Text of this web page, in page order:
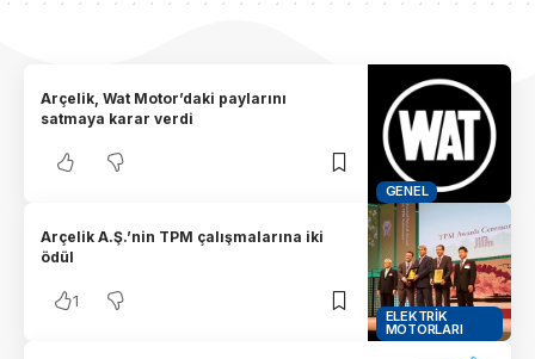
GENEL
Arçelik, Wat Motor’daki paylarını
satmaya karar verdi
ELEKTRIK
MOTORLARI
Arçelik A.Ş.’nin TPM çalışmalarına iki
ödül
1